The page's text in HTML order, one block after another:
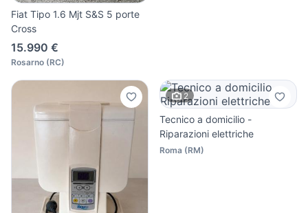
Fiat Tipo 1.6 Mjt S&S 5 porte
Cross
15.990 €
Rosarno (RC)
2
Tecnico a domicilio -
Riparazioni elettriche
Roma (RM)